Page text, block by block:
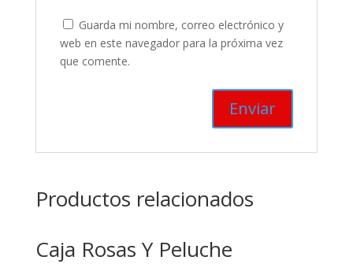
Guarda mi nombre, correo electrónico y
web en este navegador para la próxima vez
que comente.
Productos relacionados
Caja Rosas Y Peluche